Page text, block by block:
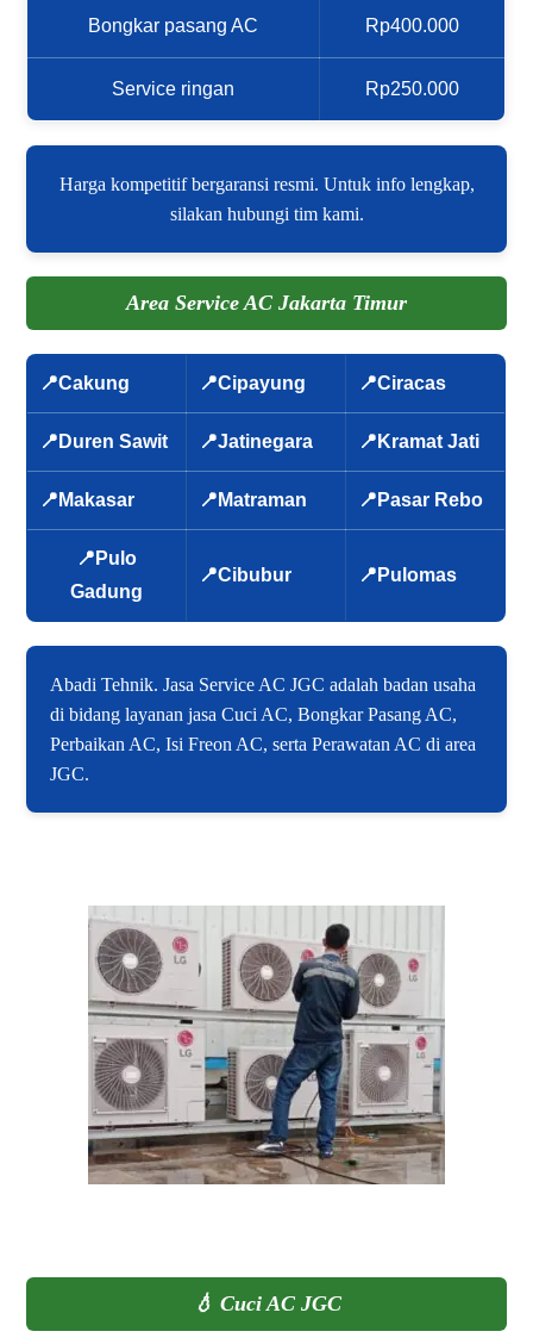
Bongkar pasang AC Rp400.000
Service ringan Rp250.000
Harga kompetitif bergaransi resmi. Untuk info lengkap,
silakan hubungi tim kami.
Area Service AC Jakarta Timur
📍Cakung 📍Cipayung 📍Ciracas
📍Duren Sawit 📍Jatinegara 📍Kramat Jati
📍Makasar 📍Matraman 📍Pasar Rebo
📍Pulo
Gadung
📍Cibubur 📍Pulomas
Abadi Tehnik. Jasa Service AC JGC adalah badan usaha
di bidang layanan jasa Cuci AC, Bongkar Pasang AC,
Perbaikan AC, Isi Freon AC, serta Perawatan AC di area
JGC.
💧 Cuci AC JGC